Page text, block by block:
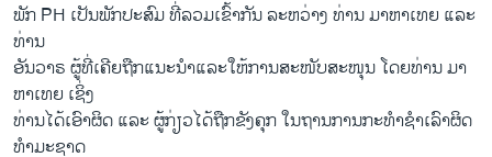
ພັກ PH ເປັນພັກປະສົມ ທີ່ລວມເຂົ້າກັນ ລະຫວ່າງ ທ່ານ ມາຫາເທຍ ແລະ
ທ່ານ
ອັນວາຣ ຜູ້ທີ່ເຄີຍຖືກແນະນຳແລະໃຫ້ການສະໜັບສະໜຸນ ໂດຍທ່ານ ມາ
ຫາເທຍ ເຊິ່ງ
ທ່ານໄດ້ເອົາຜິດ ແລະ ຜູ້ກ່ຽວໄດ້ຖືກຂັງຄຸກ ໃນຖານການກະທຳຊຳເລົາຜິດ
ທຳມະຊາດ